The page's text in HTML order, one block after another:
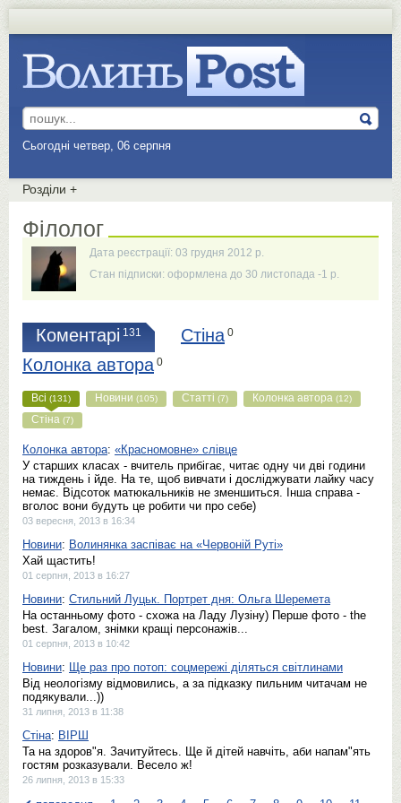
Сьогодні четвер, 06 серпня
Розділи +
Філолог
Дата реєстрації: 03 грудня 2012 р.
Стан підписки: оформлена до 30 листопада -1 р.
Коментарі 131 Стіна 0
Колонка автора 0
Всі (131) Новини (105) Статті (7) Колонка автора (12)
Стіна (7)
Колонка автора: «Красномовне» слівце
У старших класах - вчитель прибігає, читає одну чи дві години
на тиждень і йде. На те, щоб вивчати і досліджувати лайку часу
немає. Відсоток матюкальників не зменшиться. Інша справа -
вголос вони будуть це робити чи про себе)
03 вересня, 2013 в 16:34
Новини: Волинянка заспіває на «Червоній Руті»
Хай щастить!
01 серпня, 2013 в 16:27
Новини: Стильний Луцьк. Портрет дня: Ольга Шеремета
На останньому фото - схожа на Ладу Лузіну) Перше фото - the
best. Загалом, знімки кращі персонажів...
01 серпня, 2013 в 10:42
Новини: Ще раз про потоп: соцмережі діляться світлинами
Від неологізму відмовились, а за підказку пильним читачам не
подякували...))
31 липня, 2013 в 11:38
Стіна: ВІРШ
Та на здоров"я. Зачитуйтесь. Ще й дітей навчіть, аби напам"ять
гостям розказували. Весело ж!
26 липня, 2013 в 15:33